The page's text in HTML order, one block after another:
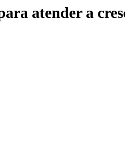
atender a